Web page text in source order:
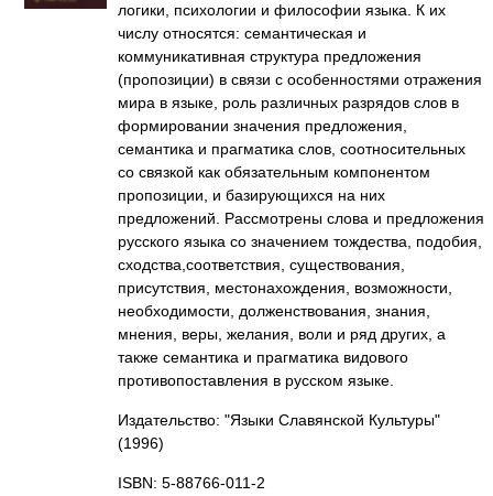
логики, психологии и философии языка. К их
числу относятся: семантическая и
коммуникативная структура предложения
(пропозиции) в связи с особенностями отражения
мира в языке, роль различных разрядов слов в
формировании значения предложения,
семантика и прагматика слов, соотносительных
со связкой как обязательным компонентом
пропозиции, и базирующихся на них
предложений. Рассмотрены слова и предложения
русского языка со значением тождества, подобия,
сходства,соответствия, существования,
присутствия, местонахождения, возможности,
необходимости, долженствования, знания,
мнения, веры, желания, воли и ряд других, а
также семантика и прагматика видового
противопоставления в русском языке.
Издательство: "Языки Славянской Культуры"
(1996)
ISBN: 5-88766-011-2